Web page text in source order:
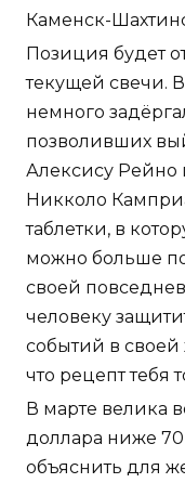
Каменск-
Позиция будет
текущей свечи.
немного
позволивших
Алексису
Никколо
таблетки, в
можно больше
своей
человеку
событий в
что рецепт тебя
В марте велика
доллара ниже
объяснить для